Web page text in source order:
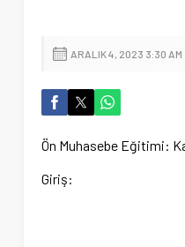
ARALIK 4, 2023 3:30 AM
Ön Muhasebe Eğitimi:
Giriş: